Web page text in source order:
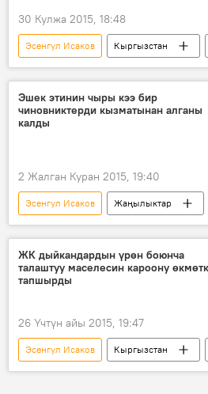
30 Кулжа 2015, 18:48
Эсенгул Исаков Кыргызстан
Жаңылыктар
Карганбек Самаковго карата
Карганбек Самаков
депутат
Эшек этинин чыры кээ бир
чиновниктерди кызматынан алганы
калды
2 Жалган Куран 2015, 19:40
Эсенгул Исаков
Жаңылыктар
Кыргызстан
Коом
Кыргызстанда эшектин союлушу чоң
Сайдулла Нышанов
Калыбек
ЖК дыйкандардын үрөн боюнча
талаштуу маселесин кароону
тапшырды
26 Үчтүн айы 2015, 19:47
Эсенгул Исаков Кыргызстан
Жаңылыктар
Экономика